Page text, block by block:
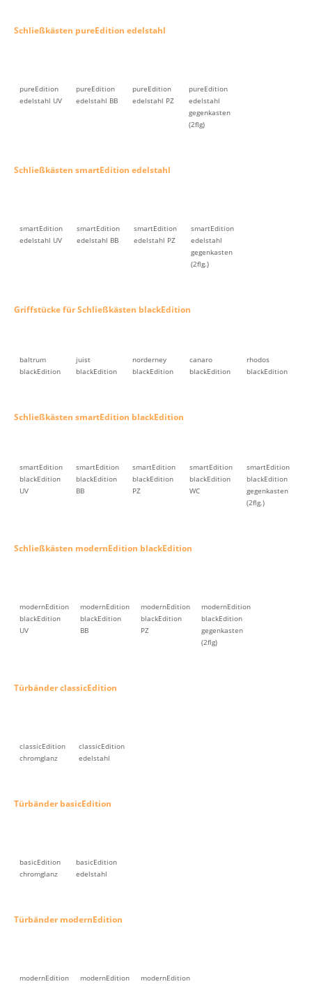
Schließkästen pureEdition edelstahl
pureEdition
edelstahl UV
pureEdition
edelstahl BB
pureEdition
edelstahl PZ
pureEdition
edelstahl
gegenkasten
(2flg)
Schließkästen smartEdition edelstahl
smartEdition
edelstahl UV
smartEdition
edelstahl BB
smartEdition
edelstahl PZ
smartEdition
edelstahl
gegenkasten
(2flg.)
Griffstücke für Schließkästen blackEdition
baltrum
blackEdition
juist
blackEdition
norderney
blackEdition
canaro
blackEdition
rhodos
blackEdition
Schließkästen smartEdition blackEdition
smartEdition
blackEdition
UV
smartEdition
blackEdition
BB
smartEdition
blackEdition
PZ
smartEdition
blackEdition
WC
smartEdition
blackEdition
gegenkasten
(2flg.)
Schließkästen modernEdition blackEdition
modernEdition
blackEdition
UV
modernEdition
blackEdition
BB
modernEdition
blackEdition
PZ
modernEdition
blackEdition
gegenkasten
(2flg)
Türbänder classicEdition
classicEdition
chromglanz
classicEdition
edelstahl
Türbänder basicEdition
basicEdition
chromglanz
basicEdition
edelstahl
Türbänder modernEdition
modernEdition
modernEdition
modernEdition